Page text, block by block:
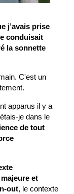
j’avais prise
conduisait
la sonnette
C'est un
apparus il y a
je dans le
de tout
et
out, le contexte